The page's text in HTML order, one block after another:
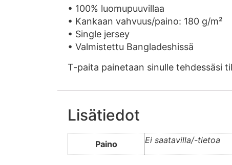
• 100% luomupuuvillaa
• Kankaan vahvuus/paino: 180 g/m²
• Single jersey
• Valmistettu Bangladeshissä
T-paita painetaan sinulle tehdessäsi
Lisätiedot
Paino Ei saatavilla/-tietoa